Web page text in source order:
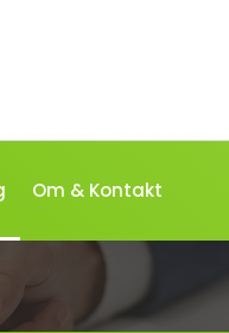
Om & Kontakt